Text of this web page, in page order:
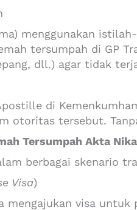
menggunakan
tersumpah di GP
dll.) agar tidak
di
otoritas tersebut.
Tersumpah Akta
berbagai skenario
Visa)
mengajukan visa